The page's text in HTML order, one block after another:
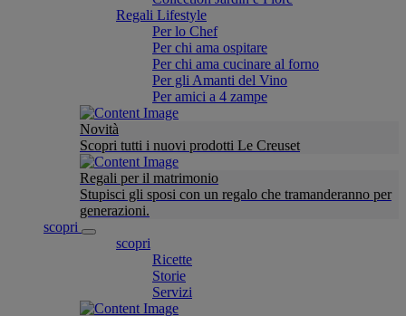
Regali Lifestyle
Per lo Chef
Per chi ama ospitare
Per chi ama cucinare al forno
Per gli Amanti del Vino
Per amici a 4 zampe
Novità
Scopri tutti i nuovi prodotti Le Creuset
Regali per il matrimonio
Stupisci gli sposi con un regalo che tramanderanno per
generazioni.
scopri
scopri
Ricette
Storie
Servizi